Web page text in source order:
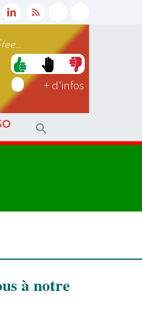
+ d'infos
à notre